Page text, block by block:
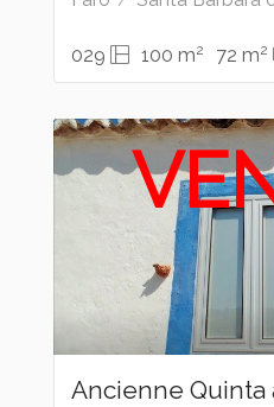
029 100 m2 72 m2
Ancienne Quinta